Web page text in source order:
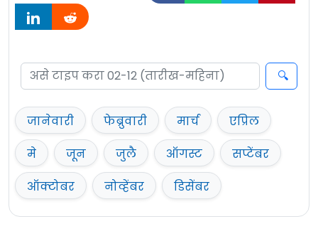
जानेवारी फेब्रुवारी मार्च
एप्रिल
मे
जून जुलै ऑगस्ट
सप्टेंबर
ऑक्टोबर
नोव्हेंबर डिसेंबर